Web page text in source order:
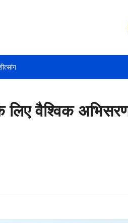
लिए वैश्विक